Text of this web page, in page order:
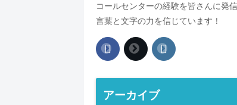
コールセンターの経験を皆さんに発
言葉と文字の力を信じています！
アーカイブ